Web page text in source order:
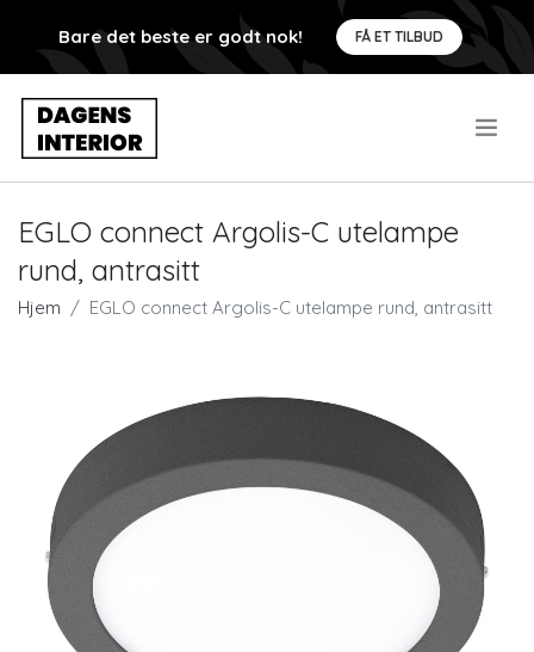
Bare det beste er godt nok! FÅ ET TILBUD
EGLO connect Argolis-C utelampe
rund, antrasitt
Hjem EGLO connect Argolis-C utelampe rund, antrasitt